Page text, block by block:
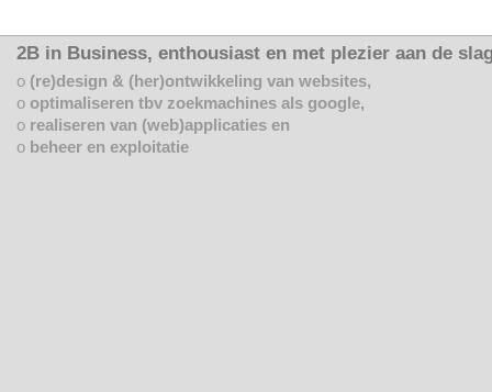
2B in Business, enthousiast en met plezier aan de
o (re)design & (her)ontwikkeling van websites,
o optimaliseren tbv zoekmachines als google,
o realiseren van (web)applicaties en
o beheer en exploitatie